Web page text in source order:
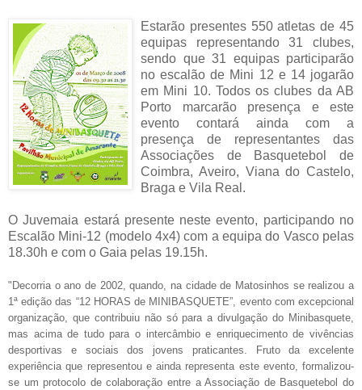
Estarão presentes 550 atletas de 45
equipas representando 31 clubes,
sendo que 31 equipas participarão
no escalão de Mini 12 e 14 jogarão
em Mini 10. Todos os clubes da AB
Porto marcarão presença e este
evento contará ainda com a
presença de representantes das
Associações de Basquetebol de
Coimbra, Aveiro, Viana do Castelo,
Braga e Vila Real.
O Juvemaia estará presente neste evento, participando no
Escalão Mini-12 (modelo 4x4) com a equipa do Vasco pelas
18.30h e com o Gaia pelas 19.15h.
"Decorria o ano de 2002, quando, na cidade de Matosinhos se realizou a
1ª edição das “12 HORAS de MINIBASQUETE”, evento com excepcional
organização, que contribuiu não só para a divulgação do Minibasquete,
mas acima de tudo para o intercâmbio e enriquecimento de vivências
desportivas e sociais dos jovens praticantes. Fruto da excelente
experiência que representou e ainda representa este evento, formalizou-
se um protocolo de colaboração entre a Associação de Basquetebol do